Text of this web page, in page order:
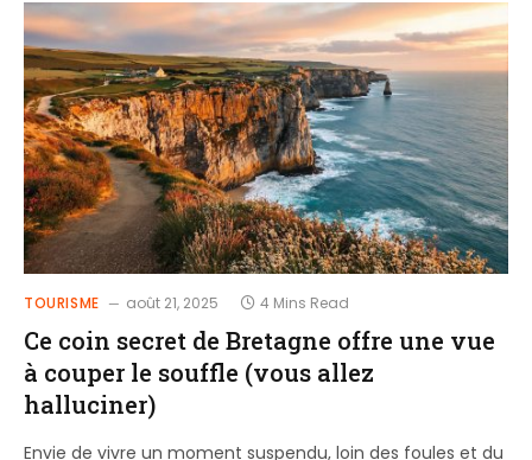
TOURISME août 21, 2025 4 Mins Read
Ce coin secret de Bretagne offre une vue
à couper le souffle (vous allez
halluciner)
Envie de vivre un moment suspendu, loin des foules et du